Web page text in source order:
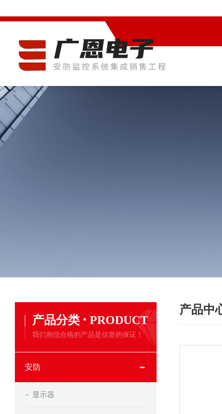
产品分类 · PRODUCT
我们相信合格的产品是信誉的保证！
安防
显示器
产品中